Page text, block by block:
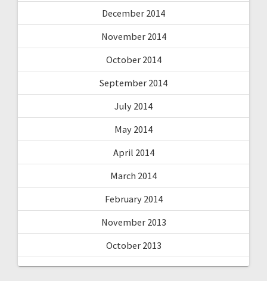
December 2014
November 2014
October 2014
September 2014
July 2014
May 2014
April 2014
March 2014
February 2014
November 2013
October 2013